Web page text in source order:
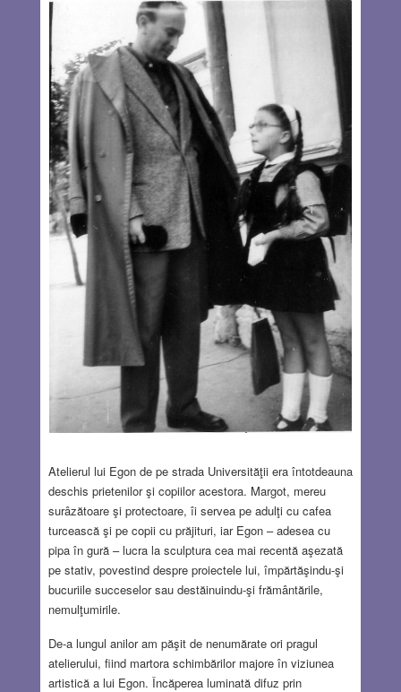
Atelierul lui Egon de pe strada Universităţii era întotdeauna
deschis prietenilor şi copiilor acestora. Margot, mereu
surâzătoare şi protectoare, îi servea pe adulţi cu cafea
turcească şi pe copii cu prăjituri, iar Egon – adesea cu
pipa în gură – lucra la sculptura cea mai recentă aşezată
pe stativ, povestind despre proiectele lui, împărtăşindu-şi
bucuriile succeselor sau destăinuindu-şi frământările,
nemulţumirile.
De-a lungul anilor am păşit de nenumărate ori pragul
atelierului, fiind martora schimbărilor majore în viziunea
artistică a lui Egon. Încăperea luminată difuz prin